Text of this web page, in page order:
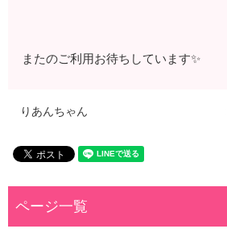
またのご利用お待ちしています✨
りあんちゃん